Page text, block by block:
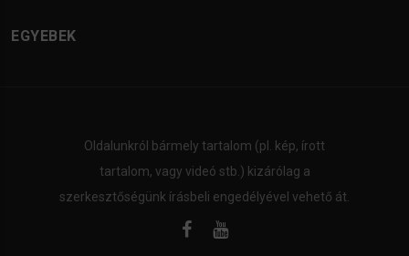
EGYEBEK
Oldalunkról bármely tartalom (pl. kép, írott
tartalom, vagy videó stb.) kizárólag a
szerkesztőségünk írásbeli engedélyével vehető át.